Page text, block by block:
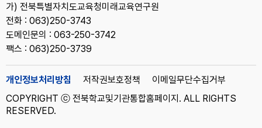
가) 전북특별자치도교육청미래교육연구원
전화 : 063)250-3743
도메인문의 : 063-250-3742
팩스 : 063)250-3739
개인정보처리방침 저작권보호정책
이메일무단수집거부
COPYRIGHT ⓒ 전북학교및기관통합홈페이지. ALL RIGHTS
RESERVED.